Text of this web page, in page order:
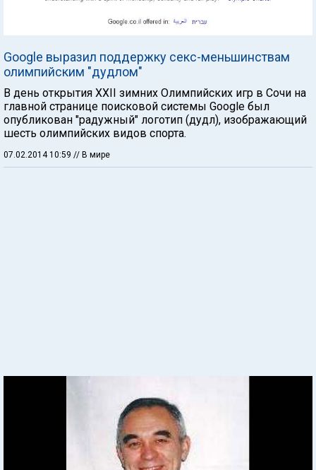
Google выразил поддержку секс-меньшинствам
олимпийским "дудлом"
В день открытия XXII зимних Олимпийских игр в Сочи на
главной странице поисковой системы Google был
опубликован "радужный" логотип (дудл), изображающий
шесть олимпийских видов спорта.
07.02.2014 10:59 // В мире